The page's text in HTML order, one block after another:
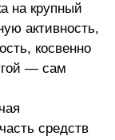
на крупный
активность,
косвенно
— сам
средств